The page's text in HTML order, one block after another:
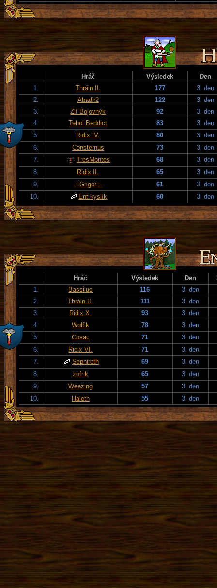
Hráč Výsledek
Den
1.
Thráin II. 177
3. den
2.
Abadir2 122
3. den
3.
Zlí Bojovnýk 92
3. den
4.
Tehol Beddict 83
3. den
5.
Ridix IV. 80
3. den
6.
Consternus 73
3. den
7.
TresMontes 68
3. den
8.
Ridix II. 65
3. den
9.
-=Grigor=- 61
3. den
10.
Ent kyslík 60 3. den
Hráč Výsledek Den
1.
Bassilus 116
3. den
2.
Thráin II. 111
3. den
3.
Ridix X. 93
3. den
4.
Wolfik 78
3. den
5.
Cosac 71
3. den
6.
Ridix VI. 71
3. den
7.
Sephiroth 69
3. den
8.
zofrik 65
3. den
9.
Weezing 57
3. den
10.
Haleth 55 3. den